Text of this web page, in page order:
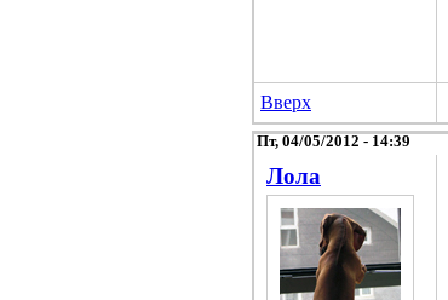
Вверх
Пт, 04/05/2012 - 14:39
Лола